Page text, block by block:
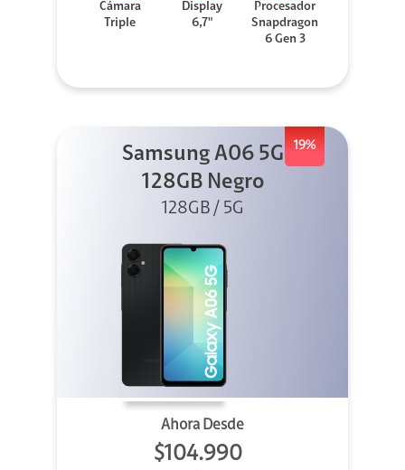
Cámara
Triple
Display
6,7"
Procesador
Snapdragon
6 Gen 3
19%
Samsung A06 5G
128GB Negro
128GB / 5G
Ahora Desde
$104.990